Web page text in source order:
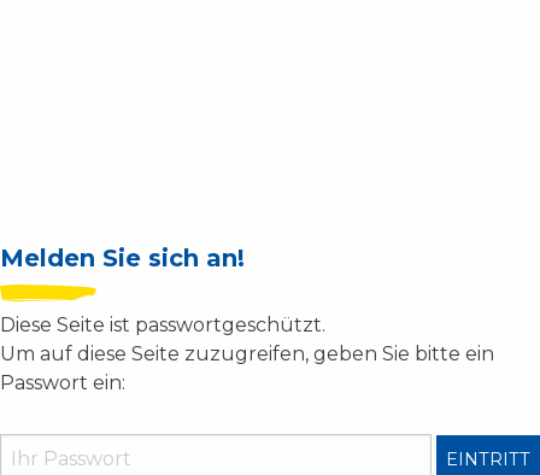
Melden Sie sich an!
Diese Seite ist passwortgeschützt.
Um auf diese Seite zuzugreifen, geben Sie bitte ein
Passwort ein: